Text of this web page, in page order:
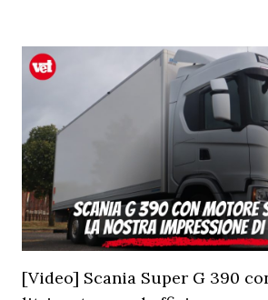
[Video] Scania Super G 390